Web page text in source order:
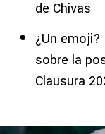
de Chivas
¿Un
sobre la
Clausura